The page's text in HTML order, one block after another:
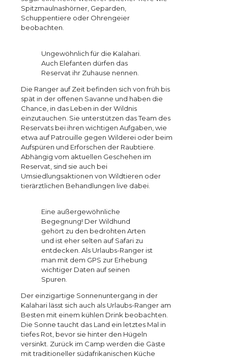
Spitzmaulnashörner, Geparden,
Schuppentiere oder Ohrengeier
beobachten.
Ungewöhnlich für die Kalahari.
Auch Elefanten dürfen das
Reservat ihr Zuhause nennen.
Die Ranger auf Zeit befinden sich von früh bis
spät in der offenen Savanne und haben die
Chance, in das Leben in der Wildnis
einzutauchen. Sie unterstützen das Team des
Reservats bei ihren wichtigen Aufgaben, wie
etwa auf Patrouille gegen Wilderei oder beim
Aufspüren und Erforschen der Raubtiere.
Abhängig vom aktuellen Geschehen im
Reservat, sind sie auch bei
Umsiedlungsaktionen von Wildtieren oder
tierärztlichen Behandlungen live dabei.
Eine außergewöhnliche
Begegnung! Der Wildhund
gehört zu den bedrohten Arten
und ist eher selten auf Safari zu
entdecken. Als Urlaubs-Ranger ist
man mit dem GPS zur Erhebung
wichtiger Daten auf seinen
Spuren.
Der einzigartige Sonnenuntergang in der
Kalahari lässt sich auch als Urlaubs-Ranger am
Besten mit einem kühlen Drink beobachten.
Die Sonne taucht das Land ein letztes Mal in
tiefes Rot, bevor sie hinter den Hügeln
versinkt. Zurück im Camp werden die Gäste
mit traditioneller südafrikanischen Küche